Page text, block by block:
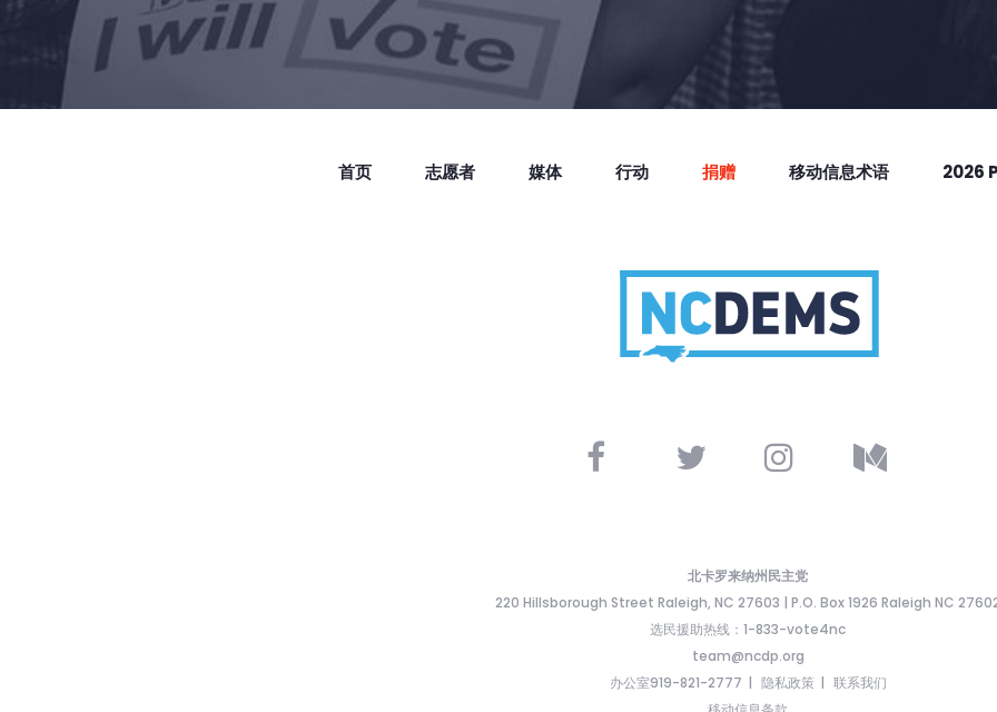
首页 志愿者 媒体 行动 捐赠 移动信息术语 2026
北卡罗来纳州民主党
220 Hillsborough Street Raleigh, NC 27603 | P.O. Box 1926 Raleigh NC
选民援助热线：1-833-vote4nc
team@ncdp.org
办公室919-821-2777
隐私政策
联系我们